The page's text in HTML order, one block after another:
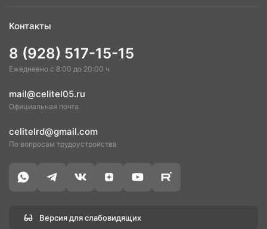
Контакты
8 (928) 517-15-15
Ежедневно с 8:00 до 20:00 ч
mail@celitel05.ru
Официальная почта
celitelrd@gmail.com
По вопросам трудоустройства
Версия для слабовидящих